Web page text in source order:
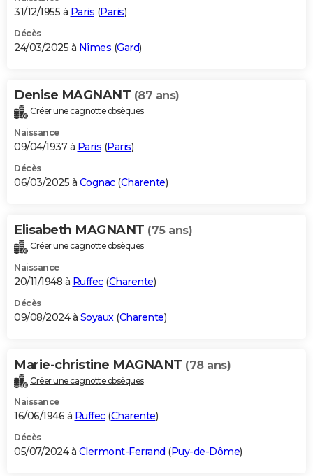
31/12/1955 à Paris (Paris)
Décès
24/03/2025 à Nîmes (Gard)
Denise MAGNANT (87 ans)
Créer une cagnotte obsèques
Naissance
09/04/1937 à Paris (Paris)
Décès
06/03/2025 à Cognac(Charente)
Elisabeth MAGNANT (75 ans)
Créer une cagnotte obsèques
Naissance
20/11/1948 à Ruffec(Charente)
Décès
09/08/2024 à Soyaux (Charente)
Marie-christine MAGNANT (78 ans)
Créer une cagnotte obsèques
Naissance
16/06/1946 à Ruffec(Charente)
Décès
05/07/2024 à Clermont-Ferrand (Puy-de-Dôme)